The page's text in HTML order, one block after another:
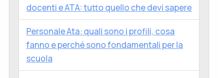
docenti e ATA: tutto quello che devi sapere
Personale Ata: quali sono i profili, cosa
fanno e perché sono fondamentali per la
scuola